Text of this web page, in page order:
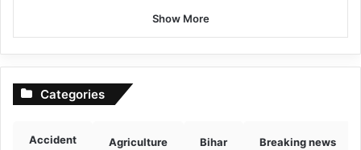
Show More
Categories
Accident Agriculture Bihar Breaking news